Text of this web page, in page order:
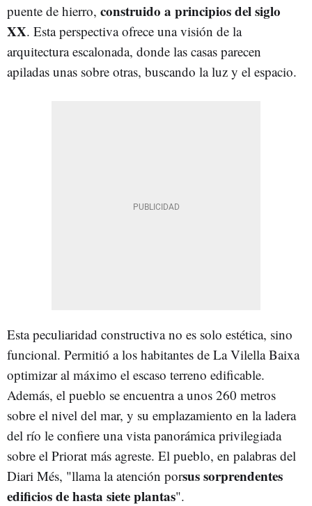
puente de hierro, construido a principios del siglo
XX. Esta perspectiva ofrece una visión de la
arquitectura escalonada, donde las casas parecen
apiladas unas sobre otras, buscando la luz y el espacio.
Esta peculiaridad constructiva no es solo estética, sino
funcional. Permitió a los habitantes de La Vilella Baixa
optimizar al máximo el escaso terreno edificable.
Además, el pueblo se encuentra a unos 260 metros
sobre el nivel del mar, y su emplazamiento en la ladera
del río le confiere una vista panorámica privilegiada
sobre el Priorat más agreste. El pueblo, en palabras del
Diari Més, "llama la atención porsus sorprendentes
edificios de hasta siete plantas".